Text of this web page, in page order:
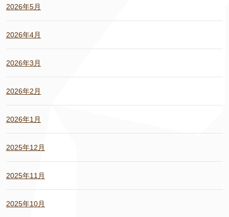
2026年5月
2026年4月
2026年3月
2026年2月
2026年1月
2025年12月
2025年11月
2025年10月